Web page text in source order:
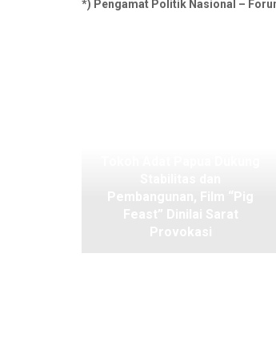
*) Pengamat Politik Nasional –